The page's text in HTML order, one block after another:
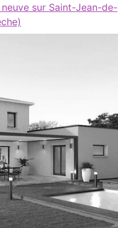
sur Saint-Jean-de-